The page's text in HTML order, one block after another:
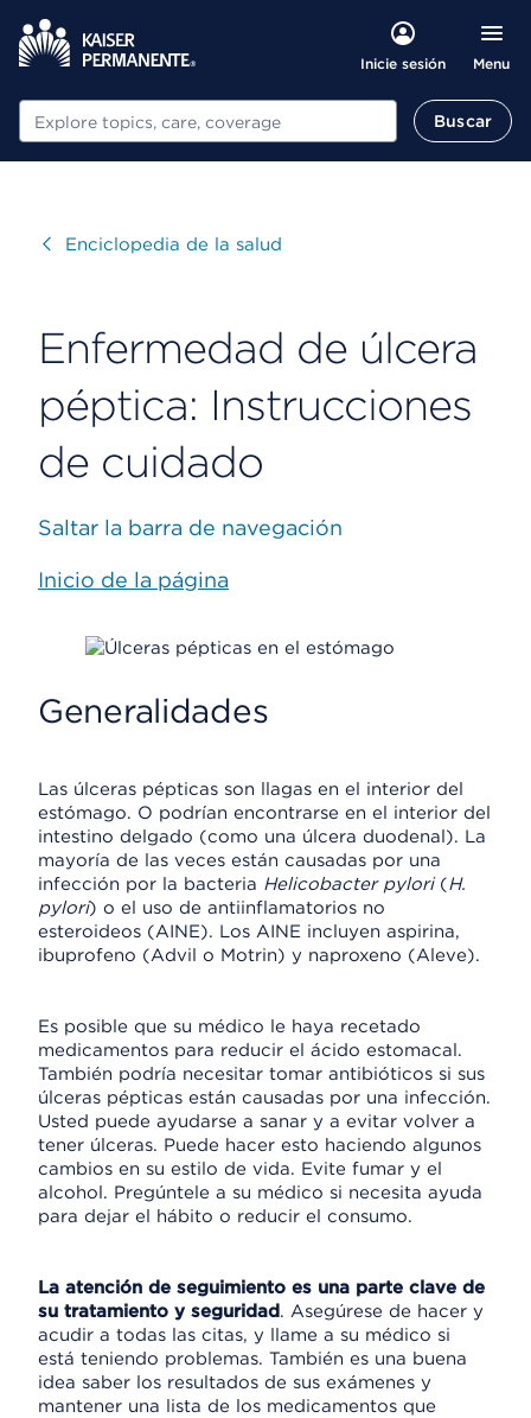
Inicie sesión Menu
Buscar Buscar
Visitar
Enciclopedia de la salud
Enfermedad de úlcera
péptica: Instrucciones
de cuidado
Saltar la barra de navegación
Inicio de la página
Generalidades
Las úlceras pépticas son llagas en el interior del
estómago. O podrían encontrarse en el interior del
intestino delgado (como una úlcera duodenal). La
mayoría de las veces están causadas por una
infección por la bacteria Helicobacter pylori(H.
pylori) o el uso de antiinflamatorios no
esteroideos (AINE). Los AINE incluyen aspirina,
ibuprofeno (Advil o Motrin) y naproxeno (Aleve).
Es posible que su médico le haya recetado
medicamentos para reducir el ácido estomacal.
También podría necesitar tomar antibióticos si sus
úlceras pépticas están causadas por una infección.
Usted puede ayudarse a sanar y a evitar volver a
tener úlceras. Puede hacer esto haciendo algunos
cambios en su estilo de vida. Evite fumar y el
alcohol. Pregúntele a su médico si necesita ayuda
para dejar el hábito o reducir el consumo.
La atención de seguimiento es una parte clave de
su tratamiento y seguridad. Asegúrese de hacer y
acudir a todas las citas, y llame a su médico si
está teniendo problemas. También es una buena
idea saber los resultados de sus exámenes y
mantener una lista de los medicamentos que